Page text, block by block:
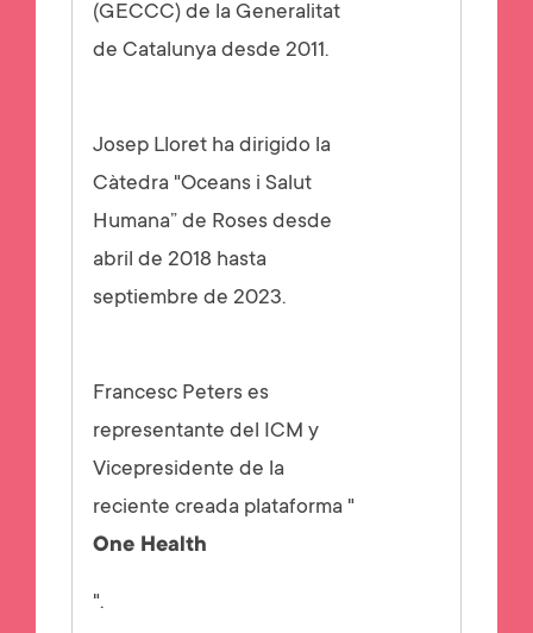
(GECCC) de la Generalitat
de Catalunya desde 2011.
Josep Lloret ha dirigido la
Càtedra "Oceans i Salut
Humana” de Roses desde
abril de 2018 hasta
septiembre de 2023.
Francesc Peters es
representante del ICM y
Vicepresidente de la
reciente creada plataforma "
One Health
".